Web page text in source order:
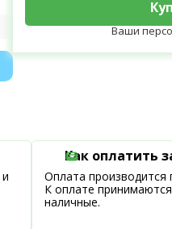
Ваши
Как оплатить
Оплата производится
К оплате
наличные.